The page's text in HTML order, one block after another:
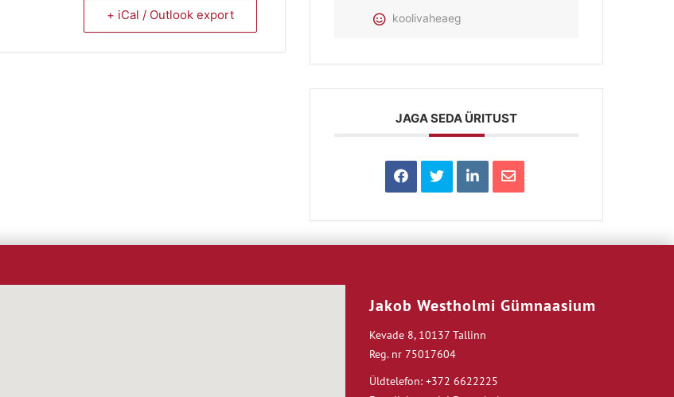
+ iCal / Outlook export koolivaheaeg
JAGA SEDA ÜRITUST
Jakob Westholmi Gümnaasium
Kevade 8, 10137 Tallinn
Reg. nr 75017604
Üldtelefon: +372 6622225